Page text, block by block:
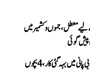
لیے معطل، جموں و کشمیر میں
مدھیہ پردیش: راج گڑھ میں سیلابی پانی میں بہہ گئی کار، 4 بچوں